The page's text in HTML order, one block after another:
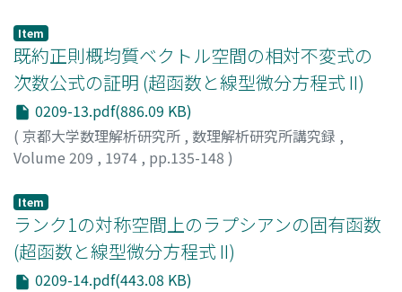
Item
既約正則概均質ベクトル空間の相対不変式の
次数公式の証明 (超函数と線型微分方程式 II)
0209-13.pdf(886.09 KB)
( 京都大学数理解析研究所 , 数理解析研究所講究録 ,
Volume 209 , 1974 , pp.135-148 )
Item
ランク1の対称空間上のラプシアンの固有函数
(超函数と線型微分方程式 II)
0209-14.pdf(443.08 KB)